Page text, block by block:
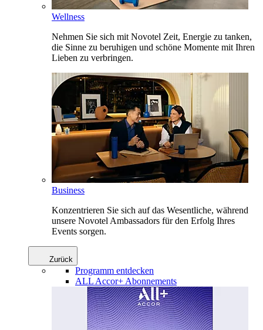
Wellness
Nehmen Sie sich mit Novotel Zeit, Energie zu tanken,
die Sinne zu beruhigen und schöne Momente mit Ihren
Lieben zu verbringen.
Business
Konzentrieren Sie sich auf das Wesentliche, während
unsere Novotel Ambassadors für den Erfolg Ihres
Events sorgen.
Zurück
Programm entdecken
ALL Accor+ Abonnements